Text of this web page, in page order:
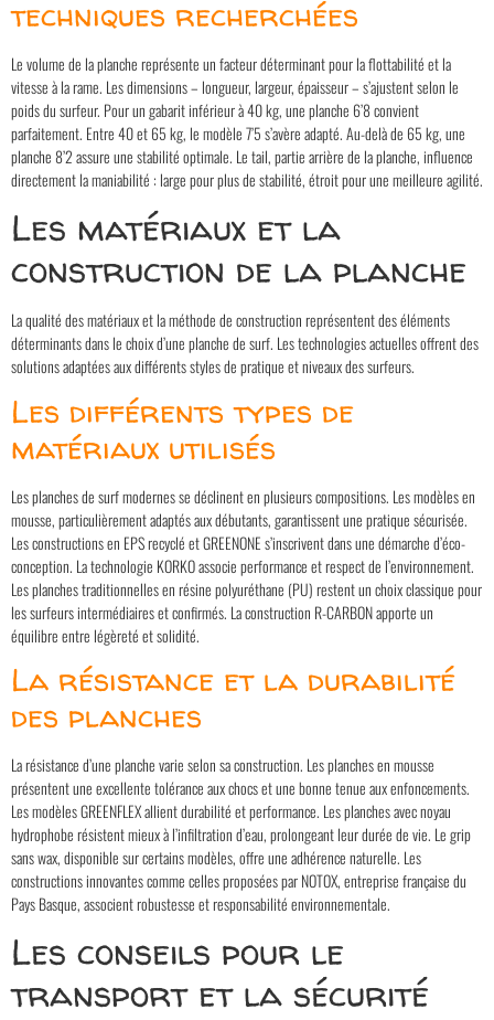
techniques recherchées
Le volume de la planche représente un facteur déterminant pour la flottabilité et la
vitesse à la rame. Les dimensions – longueur, largeur, épaisseur – s’ajustent selon le
poids du surfeur. Pour un gabarit inférieur à 40 kg, une planche 6’8 convient
parfaitement. Entre 40 et 65 kg, le modèle 7’5 s’avère adapté. Au-delà de 65 kg, une
planche 8’2 assure une stabilité optimale. Le tail, partie arrière de la planche, influence
directement la maniabilité : large pour plus de stabilité, étroit pour une meilleure agilité.
Les matériaux et la
construction de la planche
La qualité des matériaux et la méthode de construction représentent des éléments
déterminants dans le choix d’une planche de surf. Les technologies actuelles offrent des
solutions adaptées aux différents styles de pratique et niveaux des surfeurs.
Les différents types de
matériaux utilisés
Les planches de surf modernes se déclinent en plusieurs compositions. Les modèles en
mousse, particulièrement adaptés aux débutants, garantissent une pratique sécurisée.
Les constructions en EPS recyclé et GREENONE s’inscrivent dans une démarche d’éco-
conception. La technologie KORKO associe performance et respect de l’environnement.
Les planches traditionnelles en résine polyuréthane (PU) restent un choix classique pour
les surfeurs intermédiaires et confirmés. La construction R-CARBON apporte un
équilibre entre légèreté et solidité.
La résistance et la durabilité
des planches
La résistance d’une planche varie selon sa construction. Les planches en mousse
présentent une excellente tolérance aux chocs et une bonne tenue aux enfoncements.
Les modèles GREENFLEX allient durabilité et performance. Les planches avec noyau
hydrophobe résistent mieux à l’infiltration d’eau, prolongeant leur durée de vie. Le grip
sans wax, disponible sur certains modèles, offre une adhérence naturelle. Les
constructions innovantes comme celles proposées par NOTOX, entreprise française du
Pays Basque, associent robustesse et responsabilité environnementale.
Les conseils pour le
transport et la sécurité